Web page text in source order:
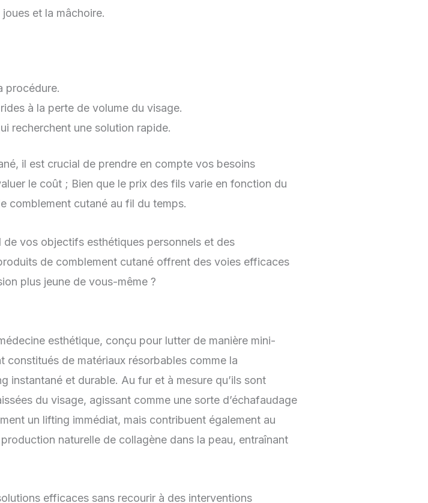
et la mâchoire.
procédure.
à la perte de volume du visage.
recherchent une solution rapide.
il est crucial de prendre en compte vos besoins
le coût ; Bien que le prix des fils varie en fonction du
comblement cutané au fil du temps.
vos objectifs esthétiques personnels et des
de comblement cutané offrent des voies efficaces
plus jeune de vous-même ?
esthétique, conçu pour lutter de manière mini-
constitués de matériaux résorbables comme la
et durable. Au fur et à mesure qu’ils sont
du visage, agissant comme une sorte d’échafaudage
un lifting immédiat, mais contribuent également au
naturelle de collagène dans la peau, entraînant
efficaces sans recourir à des interventions